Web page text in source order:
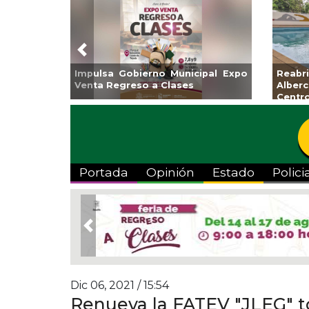
Guarniciones y banquetas para la
colonia El Mango en Pánuco
Previous
Portada Opinión Estado
Previous
Dic 06, 2021 / 15:54
Renueva la FATEV